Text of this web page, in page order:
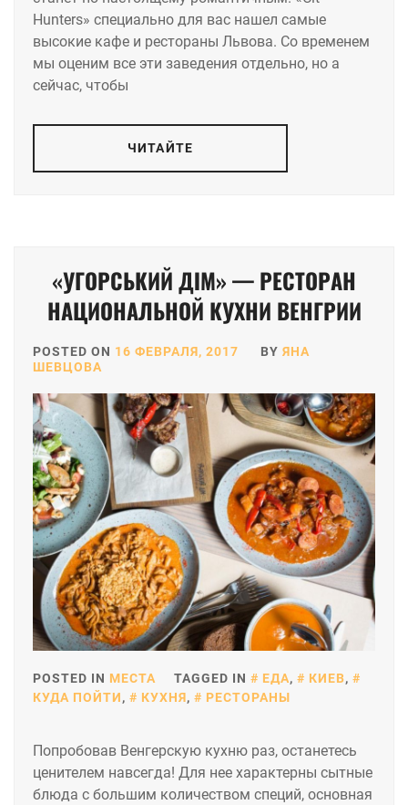
Hunters» специально для вас нашел самые
высокие кафе и рестораны Львова. Со временем
мы оценим все эти заведения отдельно, но а
сейчас, чтобы
ЧИТАЙТЕ
«УГОРСЬКИЙ ДІМ» — РЕСТОРАН
НАЦИОНАЛЬНОЙ КУХНИ ВЕНГРИИ
POSTED ON 16 ФЕВРАЛЯ, 2017 BY ЯНА
ШЕВЦОВА
POSTED IN МЕСТА TAGGED IN ЕДА, КИЕВ,
КУДА ПОЙТИ, КУХНЯ, РЕСТОРАНЫ
Попробовав Венгерскую кухню раз, останетесь
ценителем навсегда! Для нее характерны сытные
блюда с большим количеством специй, основная